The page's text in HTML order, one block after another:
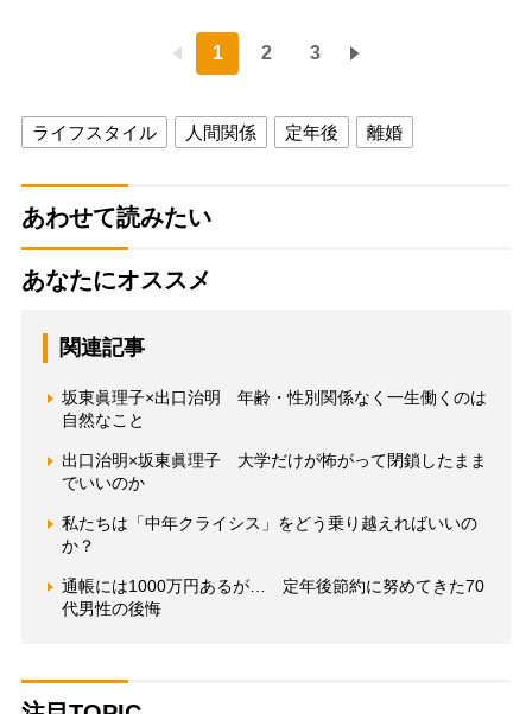
1 2 3
ライフスタイル 人間関係 定年後 離婚
あわせて読みたい
あなたにオススメ
関連記事
坂東眞理子×出口治明 年齢・性別関係なく一生働くのは
自然なこと
出口治明×坂東眞理子 大学だけが怖がって閉鎖したまま
でいいのか
私たちは「中年クライシス」をどう乗り越えればいいの
か？
通帳には1000万円あるが… 定年後節約に努めてきた70
代男性の後悔